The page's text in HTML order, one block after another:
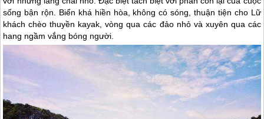
sống bận rộn. Biển khá hiền hòa, không có sóng, thuận tiện cho Lữ
khách chèo thuyền kayak, vòng qua các đảo nhỏ và xuyên qua các
hang ngầm vắng bóng người.